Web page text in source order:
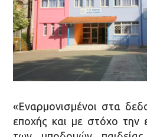
«Εναρμονισμένοι στα
εποχής και με στόχο την